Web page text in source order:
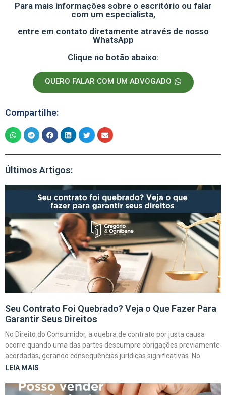
Para mais informações sobre o escritório ou falar
com um especialista,
entre em contato diretamente através de nosso
WhatsApp
Clique no botão abaixo:
QUERO FALAR COM UM ADVOGADO
Compartilhe:
Últimos Artigos:
Seu Contrato Foi Quebrado? Veja o Que Fazer Para
Garantir Seus Direitos
No Direito do Consumidor, a quebra de contrato por justa causa
ocorre quando uma das partes descumpre obrigações previamente
acordadas, gerando consequências jurídicas significativas. No
LEIA MAIS